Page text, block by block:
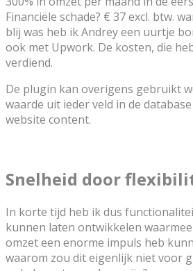
Financiële schade? € 37 excl. btw.
blij was heb ik Andrey een uurtje
ook met Upwork. De kosten, die
verdiend.
De plugin kan overigens gebruikt
waarde uit ieder veld in de
website content.
Snelheid door
In korte tijd heb ik dus
kunnen laten ontwikkelen
omzet een enorme impuls heb
waarom zou dit eigenlijk niet voor